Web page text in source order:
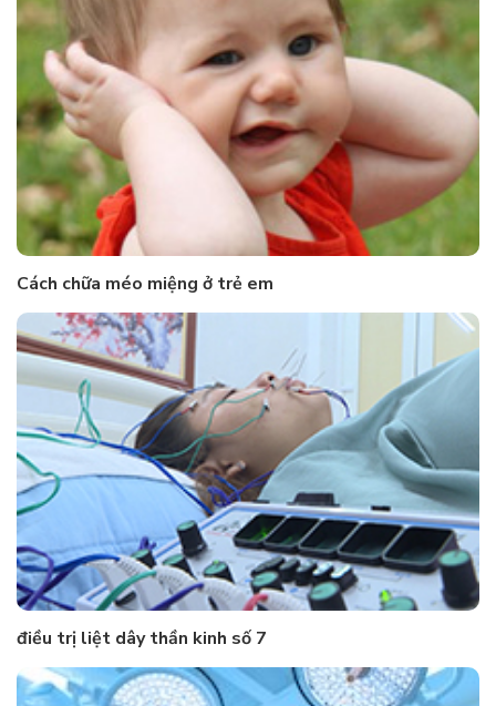
Cách chữa méo miệng ở trẻ em
điều trị liệt dây thần kinh số 7